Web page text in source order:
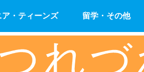
ア・ティーンズ 留学・その他